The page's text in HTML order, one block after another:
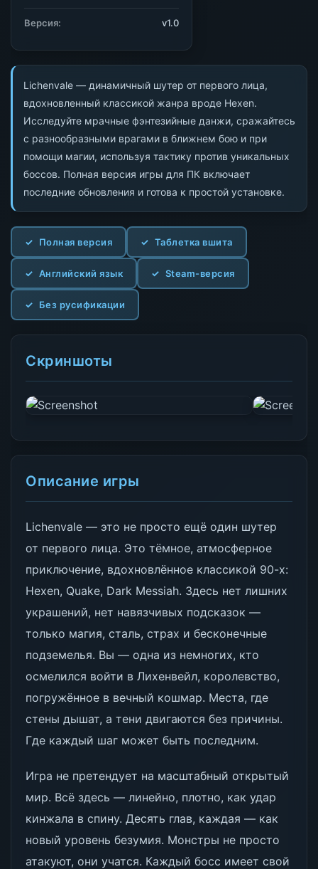
Lichenvale — динамичный шутер от первого лица,
вдохновленный классикой жанра вроде Hexen.
Исследуйте мрачные фэнтезийные данжи, сражайтесь
с разнообразными врагами в ближнем бою и при
помощи магии, используя тактику против уникальных
боссов. Полная версия игры для ПК включает
последние обновления и готова к простой установке.
Полная версия Таблетка вшита
Английский язык Steam-версия
Без русификации
Скриншоты
Описание игры
Lichenvale — это не просто ещё один шутер
от первого лица. Это тёмное, атмосферное
приключение, вдохновлённое классикой 90-х:
Hexen, Quake, Dark Messiah. Здесь нет лишних
украшений, нет навязчивых подсказок —
только магия, сталь, страх и бесконечные
подземелья. Вы — одна из немногих, кто
осмелился войти в Лихенвейл, королевство,
погружённое в вечный кошмар. Места, где
стены дышат, а тени двигаются без причины.
Где каждый шаг может быть последним.
Игра не претендует на масштабный открытый
мир. Всё здесь — линейно, плотно, как удар
кинжала в спину. Десять глав, каждая — как
новый уровень безумия. Монстры не просто
атакуют, они учатся. Каждый босс имеет свой
Версия: v1.0